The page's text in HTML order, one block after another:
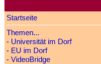
Startseite
Themen...
- Universität im Dorf
- EU im Dorf
- VideoBridge